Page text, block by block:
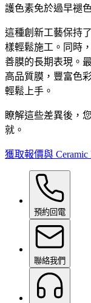
護色素免於過早褪
這種創新工藝保持
樣輕鬆施工。同時
善膜的長期表現。
高品質膜，豐富色
輕鬆上手。
瞭解這些差異後，
就。
獲取報價與
預約回電
聯絡我們